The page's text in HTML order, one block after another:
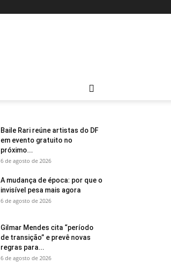
Baile Rari reúne artistas do DF
em evento gratuito no
próximo...
6 de agosto de 2026
A mudança de época: por que o
invisível pesa mais agora
6 de agosto de 2026
Gilmar Mendes cita “período
de transição” e prevê novas
regras para...
6 de agosto de 2026